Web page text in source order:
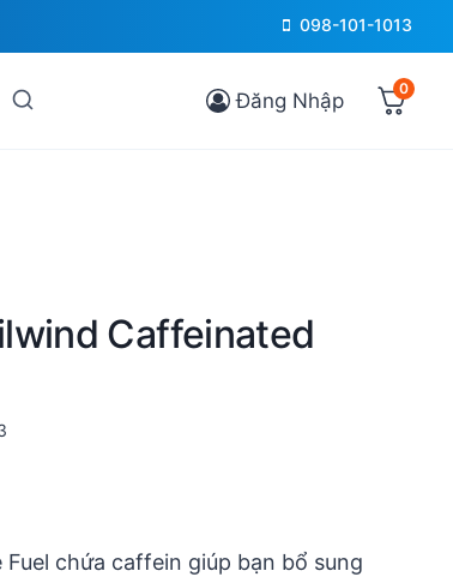
098-101-1013
Đăng Nhập 0
Caffeinated
chứa caffein giúp bạn bổ sung